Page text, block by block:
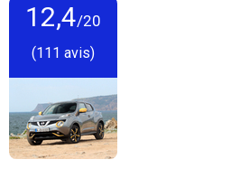
Guide
Utilitaires
12,4/20
(111 avis)